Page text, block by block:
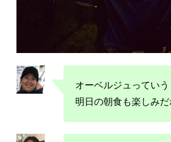
オーベルジュっていう
明日の朝食も楽しみだ